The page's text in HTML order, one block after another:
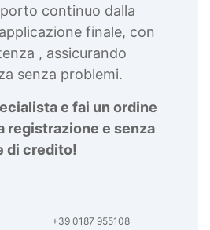
continuo dalla
finale, con
, assicurando
senza problemi.
e fai un ordine
registrazione e senza
di credito!
+39 0187 955108